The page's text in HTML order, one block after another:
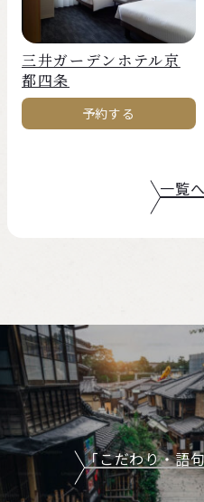
三井ガーデンホテル京
都四条
予約する
一覧
「こだわり・語